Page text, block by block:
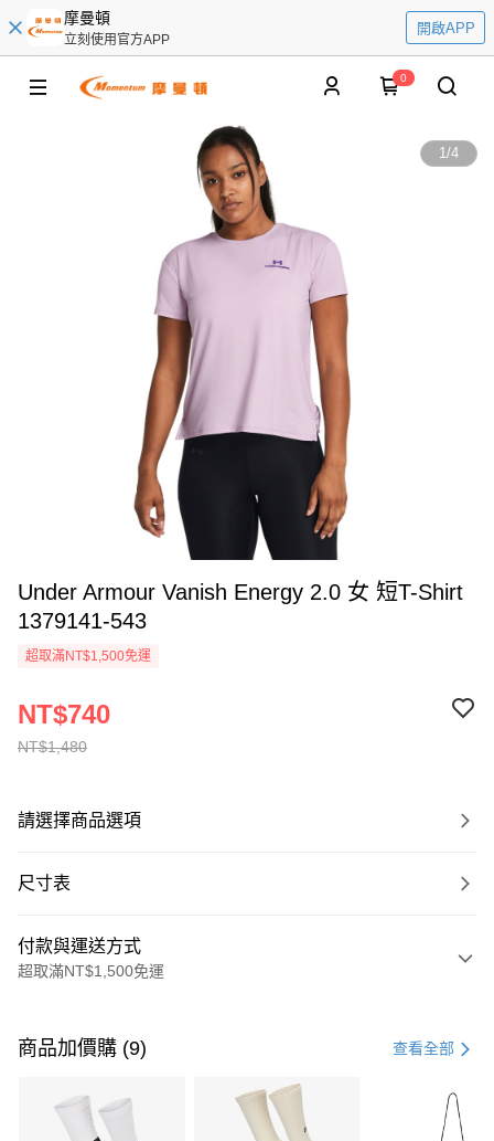
摩曼頓
立刻使用官方APP
開啟APP
0
1/4
Under Armour Vanish Energy 2.0 女 短T-Shirt
1379141-543
超取滿NT$1,500免運
NT$1,480
NT$740
請選擇商品選項
尺寸表
付款與運送方式
超取滿NT$1,500免運
信用卡一次付款
3 期 0 利率 每期 21家銀行
商品加價購 (9) 查看全部